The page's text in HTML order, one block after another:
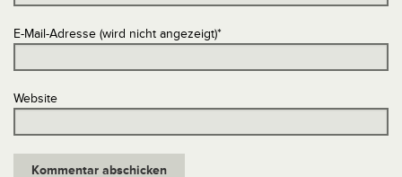
E-Mail-Adresse (wird nicht angezeigt)*
Website